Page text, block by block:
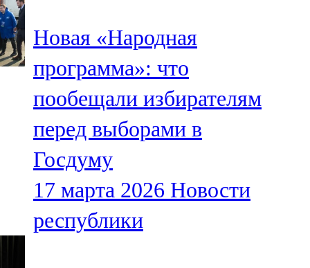
Олы Әтнә
71,42 FM
Сарман
107,8 FM
Теләче
106,1 FM
Түбән Кама
Новая «Народная
программа»: что
пообещали избирателям
перед выборами в
Госдуму
17 марта 2026 Новости
республики